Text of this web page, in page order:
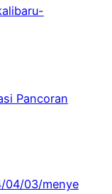
Pancoran
04/03/menye